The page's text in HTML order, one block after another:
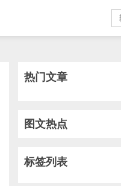
热门文章
图文热点
标签列表